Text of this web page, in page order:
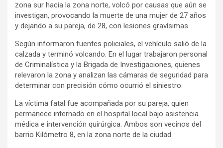
zona sur hacia la zona norte, volcó por causas que aún se
investigan, provocando la muerte de una mujer de 27 años
y dejando a su pareja, de 28, con lesiones gravísimas.
Según informaron fuentes policiales, el vehículo salió de la
calzada y terminó volcando. En el lugar trabajaron personal
de Criminalística y la Brigada de Investigaciones, quienes
relevaron la zona y analizan las cámaras de seguridad para
determinar con precisión cómo ocurrió el siniestro.
La víctima fatal fue acompañada por su pareja, quien
permanece internado en el hospital local bajo asistencia
médica e intervención quirúrgica. Ambos son vecinos del
barrio Kilómetro 8, en la zona norte de la ciudad